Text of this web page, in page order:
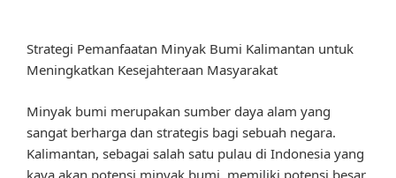
Strategi Pemanfaatan Minyak Bumi Kalimantan untuk
Meningkatkan Kesejahteraan Masyarakat
Minyak bumi merupakan sumber daya alam yang
sangat berharga dan strategis bagi sebuah negara.
Kalimantan, sebagai salah satu pulau di Indonesia yang
kaya akan potensi minyak bumi, memiliki potensi besar